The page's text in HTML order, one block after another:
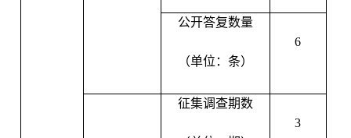
公开答复数量
6
（单位：条）
征集调查期数
3